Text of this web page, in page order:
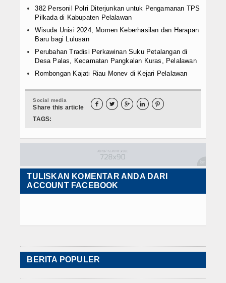
382 Personil Polri Diterjunkan untuk Pengamanan TPS
Pilkada di Kabupaten Pelalawan
Wisuda Unisi 2024, Momen Keberhasilan dan Harapan
Baru bagi Lulusan
Perubahan Tradisi Perkawinan Suku Petalangan di
Desa Palas, Kecamatan Pangkalan Kuras, Pelalawan
Rombongan Kajati Riau Monev di Kejari Pelalawan
Social media
Share this article     
TAGS:
TULISKAN KOMENTAR ANDA DARI
ACCOUNT FACEBOOK
BERITA POPULER